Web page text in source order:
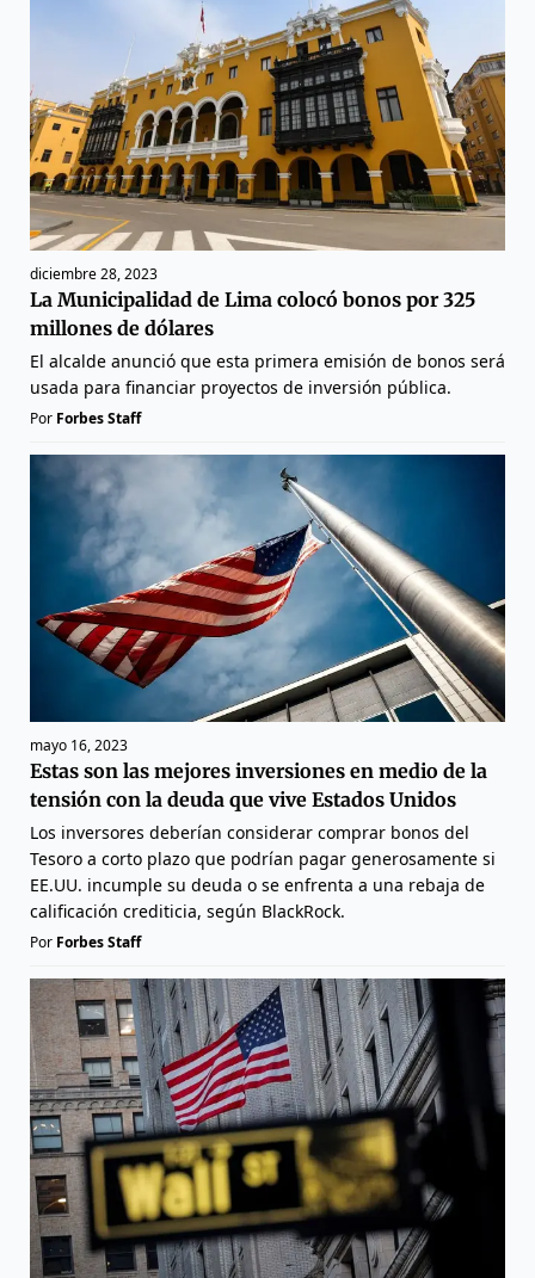
diciembre 28, 2023
La Municipalidad de Lima colocó bonos por 325
millones de dólares
El alcalde anunció que esta primera emisión de bonos será
usada para financiar proyectos de inversión pública.
Por Forbes Staff
mayo 16, 2023
Estas son las mejores inversiones en medio de la
tensión con la deuda que vive Estados Unidos
Los inversores deberían considerar comprar bonos del
Tesoro a corto plazo que podrían pagar generosamente si
EE.UU. incumple su deuda o se enfrenta a una rebaja de
calificación crediticia, según BlackRock.
Por Forbes Staff